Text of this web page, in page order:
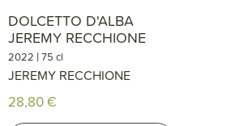
DOLCETTO D'ALBA
JEREMY RECCHIONE
2022 |75 cl
JEREMY RECCHIONE
28,80 €